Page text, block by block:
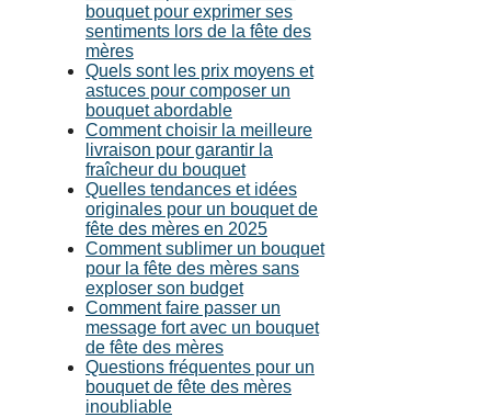
bouquet pour exprimer ses
sentiments lors de la fête des
mères
Quels sont les prix moyens et
astuces pour composer un
bouquet abordable
Comment choisir la meilleure
livraison pour garantir la
fraîcheur du bouquet
Quelles tendances et idées
originales pour un bouquet de
fête des mères en 2025
Comment sublimer un bouquet
pour la fête des mères sans
exploser son budget
Comment faire passer un
message fort avec un bouquet
de fête des mères
Questions fréquentes pour un
bouquet de fête des mères
inoubliable